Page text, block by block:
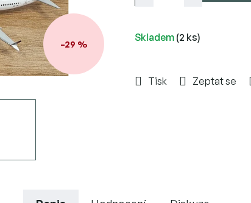
–29 %
Skladem (2 ks)
Tisk Zeptat se